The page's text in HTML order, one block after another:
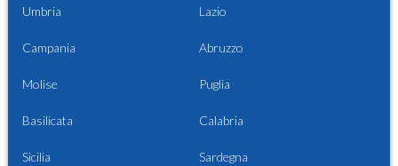
Umbria Lazio
Campania Abruzzo
Molise Puglia
Basilicata Calabria
Sicilia Sardegna